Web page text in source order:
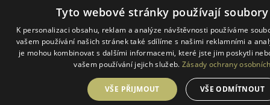
Tyto webové stránky používají
K personalizaci obsahu, reklam a analýze návštěvnosti používáme
vašem používání našich stránek také sdílíme s našimi reklamními a
je mohou kombinovat s dalšími informacemi, které jste jim poskytli
vašem používání jejich služeb. Zásady ochrany
VŠE PŘIJMOUT VŠE ODMÍTNOUT